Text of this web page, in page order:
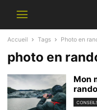
Accueil Tags Photo en
photo en
Mon